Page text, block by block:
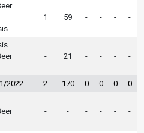
1 59 - - - -
- 21 - - - -
2022 2 170 0 0 0 0
- - - - - -